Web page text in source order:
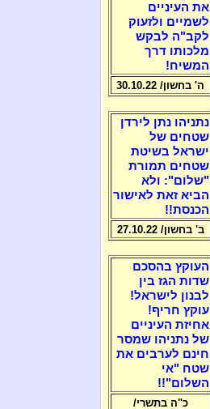
את העיניים
לשמיים ולזעוק
לקב"ה לבקש
מלכותו דרך
המשיח!
ה' בחשון/ 30.10.22
נתניהו נתן לירדן
שטחים של
ישראל בשיטת
שטחים תמורת
"שלום": ולא
הביא זאת לאישור
הכנסת!!
ב' בחשון/ 27.10.22
העוקץ בהסכם
שדות הגז בין
לבנון לישראל!
עוקץ חריף!
אחיזת העיניים
של נתניהו שמסר
חינם לערבים את
שטח "אי
השלום"!!
כ"ה בתשרי/